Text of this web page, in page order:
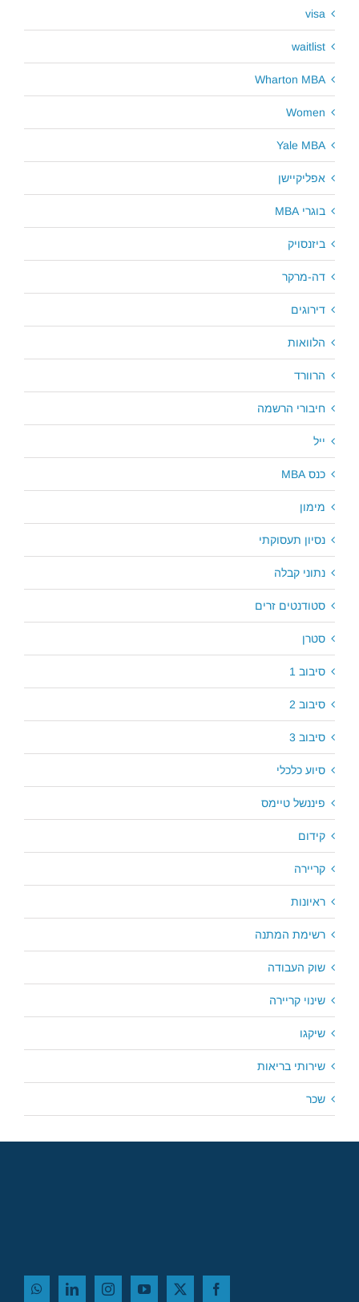
visa
waitlist
Wharton MBA
Women
Yale MBA
אפליקיישן
בוגרי MBA
ביזנסויק
דה-מרקר
דירוגים
הלוואות
הרוורד
חיבורי הרשמה
ייל
כנס MBA
מימון
נסיון תעסוקתי
נתוני קבלה
סטודנטים זרים
סטרן
סיבוב 1
סיבוב 2
סיבוב 3
סיוע כלכלי
פיננשל טיימס
קידום
קריירה
ראיונות
רשימת המתנה
שוק העבודה
שינוי קריירה
שיקגו
שירותי בריאות
שכר